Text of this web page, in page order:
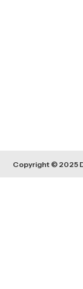
Copyright © 2025